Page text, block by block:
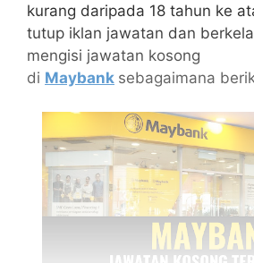
kurang daripada 18 tahun ke
tutup iklan jawatan dan
mengisi jawatan kosong
di Maybank sebagaimana